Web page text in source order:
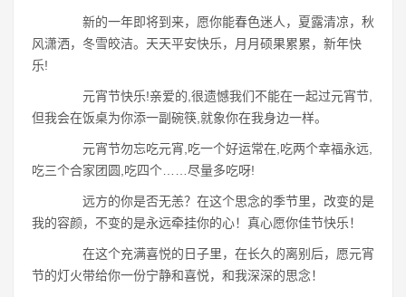
新的一年即将到来，愿你能春色迷人，夏露清凉，秋
风潇洒，冬雪皎洁。天天平安快乐，月月硕果累累，新年快
乐!
元宵节快乐!亲爱的,很遗憾我们不能在一起过元宵节,
但我会在饭桌为你添一副碗筷,就象你在我身边一样。
元宵节勿忘吃元宵,吃一个好运常在,吃两个幸福永远,
吃三个合家团圆,吃四个……尽量多吃呀!
远方的你是否无恙？在这个思念的季节里，改变的是
我的容颜，不变的是永远牵挂你的心！真心愿你佳节快乐！
在这个充满喜悦的日子里，在长久的离别后，愿元宵
节的灯火带给你一份宁静和喜悦，和我深深的思念！